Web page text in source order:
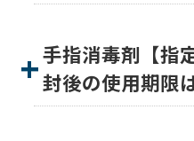
手指消毒剤【指
封後の使用期限